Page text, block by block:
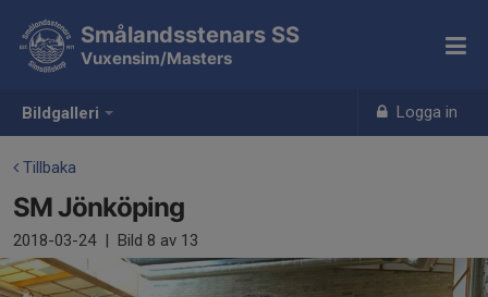
Bildgalleri Logga in
Smålandsstenars SS
Vuxensim/Masters
Tillbaka
SM Jönköping
2018-03-24 | Bild 8 av 13